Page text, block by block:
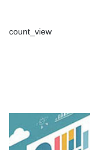
count_view
viết